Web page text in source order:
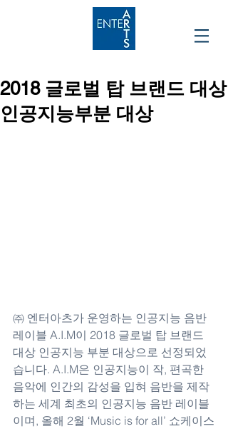
2018 글로벌 탑 브랜드 대상
인공지능부분 대상
㈜ 엔터아츠가 운영하는 인공지능 음반
레이블 A.I.M이 2018 글로벌 탑 브랜드
대상 인공지능 부분 대상으로 선정되었
습니다. A.I.M은 인공지능이 작, 편곡한
음악에 인간의 감성을 입혀 음반을 제작
하는 세계 최초의 인공지능 음반 레이블
이며, 올해 2월 ‘Music is for all’ 쇼케이스